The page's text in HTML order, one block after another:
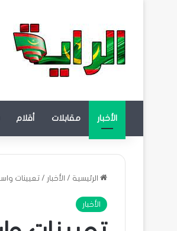
الأخبار مقابلات أقلام
الرئيسية / الأخبار / تعيينات
الأخبار